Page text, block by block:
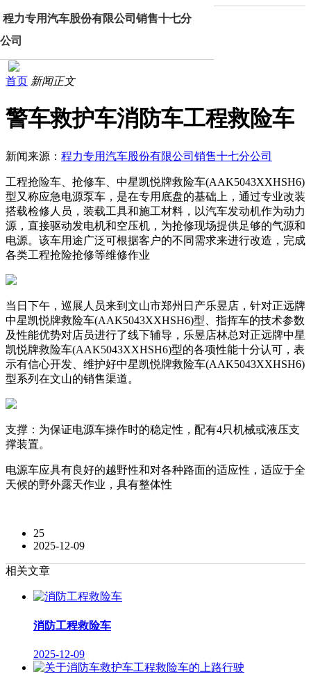
程力专用汽车股份有限公司销售十七分
公司
首页 新闻正文
警车救护车消防车工程救险车
新闻来源： 程力专用汽车股份有限公司销售十七分公司
工程抢险车、抢修车、中星凯悦牌救险车(AAK5043XXHSH6)
型又称应急电源泵车，是在专用底盘的基础上，通过专业改装
搭载检修人员，装载工具和施工材料，以汽车发动机作为动力
源，直接驱动发电机和空压机，为抢修现场提供足够的气源和
电源。该车用途广泛可根据客户的不同需求来进行改造，完成
各类工程抢险抢修等维修作业
当日下午，巡展人员来到文山市郑州日产乐昱店，针对正远牌
中星凯悦牌救险车(AAK5043XXHSH6)型、指挥车的技术参数
及性能优势对店员进行了线下辅导，乐昱店林总对正远牌中星
凯悦牌救险车(AAK5043XXHSH6)型的各项性能十分认可，表
示有信心开发、维护好中星凯悦牌救险车(AAK5043XXHSH6)
型系列在文山的销售渠道。
支撑：为保证电源车操作时的稳定性，配有4只机械或液压支
撑装置。
电源车应具有良好的越野性和对各种路面的适应性，适应于全
天候的野外露天作业，具有整体性
25
2025-12-09
相关文章
消防工程救险车
2025-12-09